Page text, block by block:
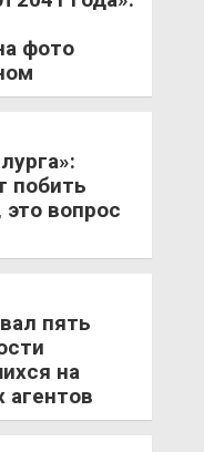
фото
побить
это вопрос
пять
на
агентов